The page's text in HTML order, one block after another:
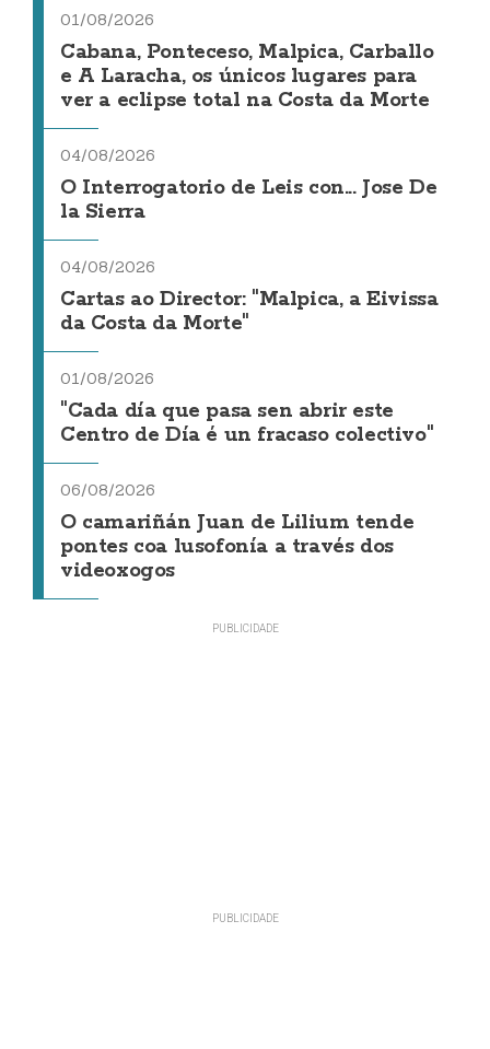
01/08/2026
Cabana, Ponteceso, Malpica, Carballo
e A Laracha, os únicos lugares para
ver a eclipse total na Costa da Morte
04/08/2026
O Interrogatorio de Leis con... Jose De
la Sierra
04/08/2026
Cartas ao Director: "Malpica, a Eivissa
da Costa da Morte"
01/08/2026
"Cada día que pasa sen abrir este
Centro de Día é un fracaso colectivo"
06/08/2026
O camariñán Juan de Lilium tende
pontes coa lusofonía a través dos
videoxogos